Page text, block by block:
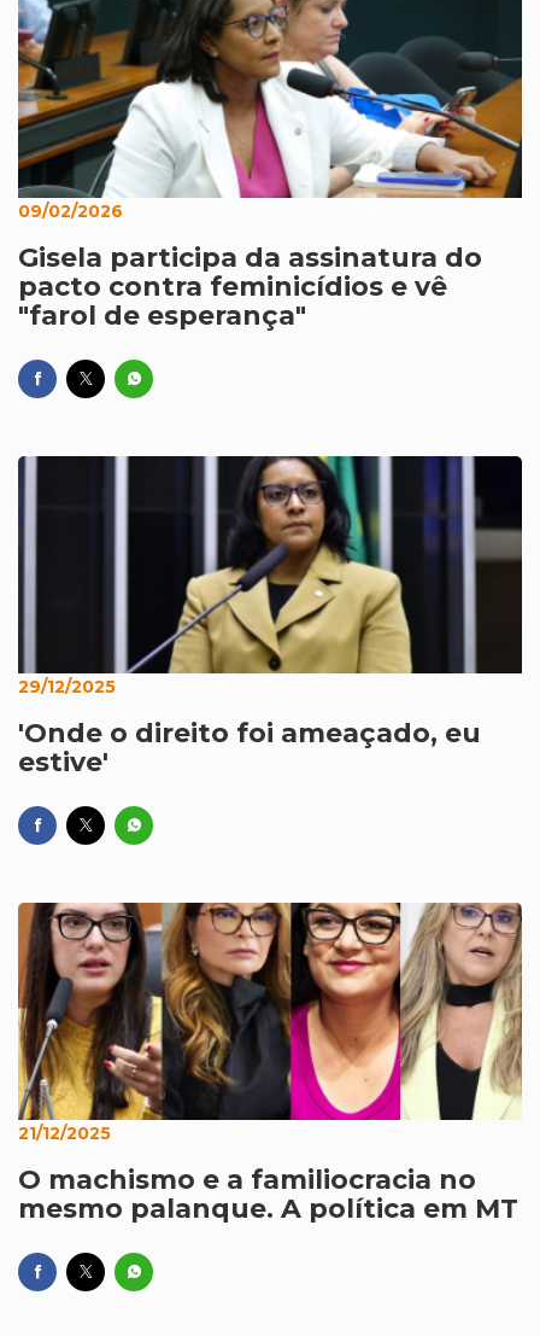
09/02/2026
Gisela participa da assinatura do
pacto contra feminicídios e vê
"farol de esperança"
29/12/2025
'Onde o direito foi ameaçado, eu
estive'
21/12/2025
O machismo e a familiocracia no
mesmo palanque. A política em MT